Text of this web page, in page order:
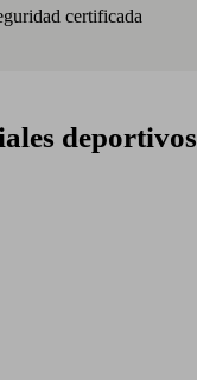
certificada
deportivos